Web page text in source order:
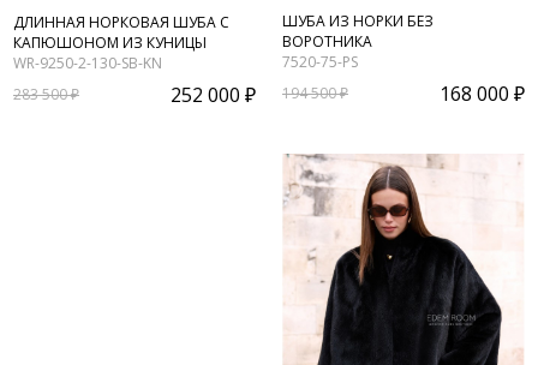
ДЛИННАЯ НОРКОВАЯ ШУБА С
КАПЮШОНОМ ИЗ КУНИЦЫ
WR-9250-2-130-SB-KN
283 500 ₽
252 000 ₽
ШУБА ИЗ НОРКИ БЕЗ
ВОРОТНИКА
7520-75-PS
194 500 ₽
168 000 ₽